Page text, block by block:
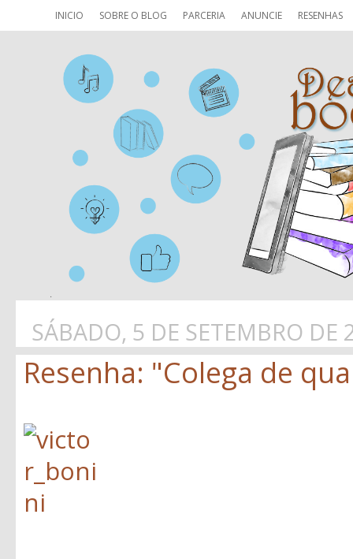
INICIO SOBRE O BLOG PARCERIA ANUNCIE RESENHAS
SÁBADO, 5 DE SETEMBRO DE
Resenha: "Colega de